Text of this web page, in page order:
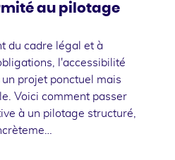
au pilotage
du cadre légal et à
l'accessibilité
projet ponctuel mais
Voici comment passer
à un pilotage structuré,